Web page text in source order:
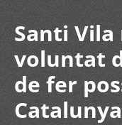
Santi
voluntat
de fer